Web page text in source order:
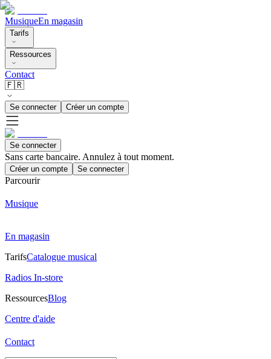
MusiqueEn magasin
Tarifs
Ressources
Contact
🇫🇷
Se connecter Créer un compte
Se connecter
Sans carte bancaire. Annulez à tout moment.
Créer un compte Se connecter
Parcourir
Musique
En magasin
TarifsCatalogue musical
Radios In-store
RessourcesBlog
Centre d'aide
Contact